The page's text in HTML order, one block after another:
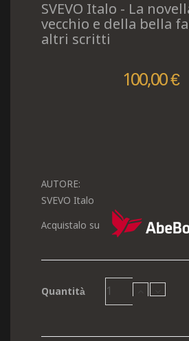
SVEVO Italo - La
vecchio e della bella
altri scritti
100,00 €
AUTORE:
SVEVO Italo
Acquistalo su
Quantità